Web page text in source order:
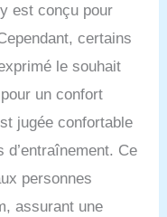
il est
non
l'endurance,
la puissance
une
solide fait du
robuste
supporter un
est conçu pour
certains
le souhait
un confort
jugée confortable
d’entraînement. Ce
personnes
assurant une